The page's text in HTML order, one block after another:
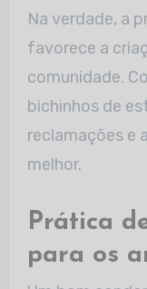
Na verdade, a
favorece a
comunidade.
bichinhos de
reclamações e
melhor.
Prática
para os